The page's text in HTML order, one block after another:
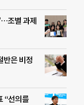
조별 과제
반은 비정
“선의를